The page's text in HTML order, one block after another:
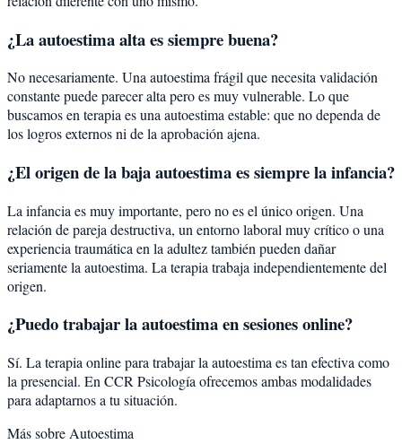
¿La autoestima alta es siempre buena?
No necesariamente. Una autoestima frágil que necesita validación
constante puede parecer alta pero es muy vulnerable. Lo que
buscamos en terapia es una autoestima estable: que no dependa de
los logros externos ni de la aprobación ajena.
¿El origen de la baja autoestima es siempre la infancia?
La infancia es muy importante, pero no es el único origen. Una
relación de pareja destructiva, un entorno laboral muy crítico o una
experiencia traumática en la adultez también pueden dañar
seriamente la autoestima. La terapia trabaja independientemente del
origen.
¿Puedo trabajar la autoestima en sesiones online?
Sí. La terapia online para trabajar la autoestima es tan efectiva como
la presencial. En CCR Psicología ofrecemos ambas modalidades
para adaptarnos a tu situación.
Más sobre Autoestima